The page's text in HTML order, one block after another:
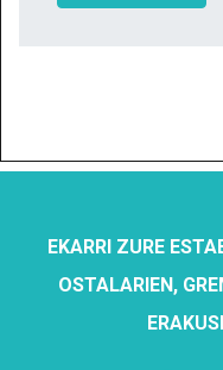
EKARRI ZURE
OSTALARIEN,